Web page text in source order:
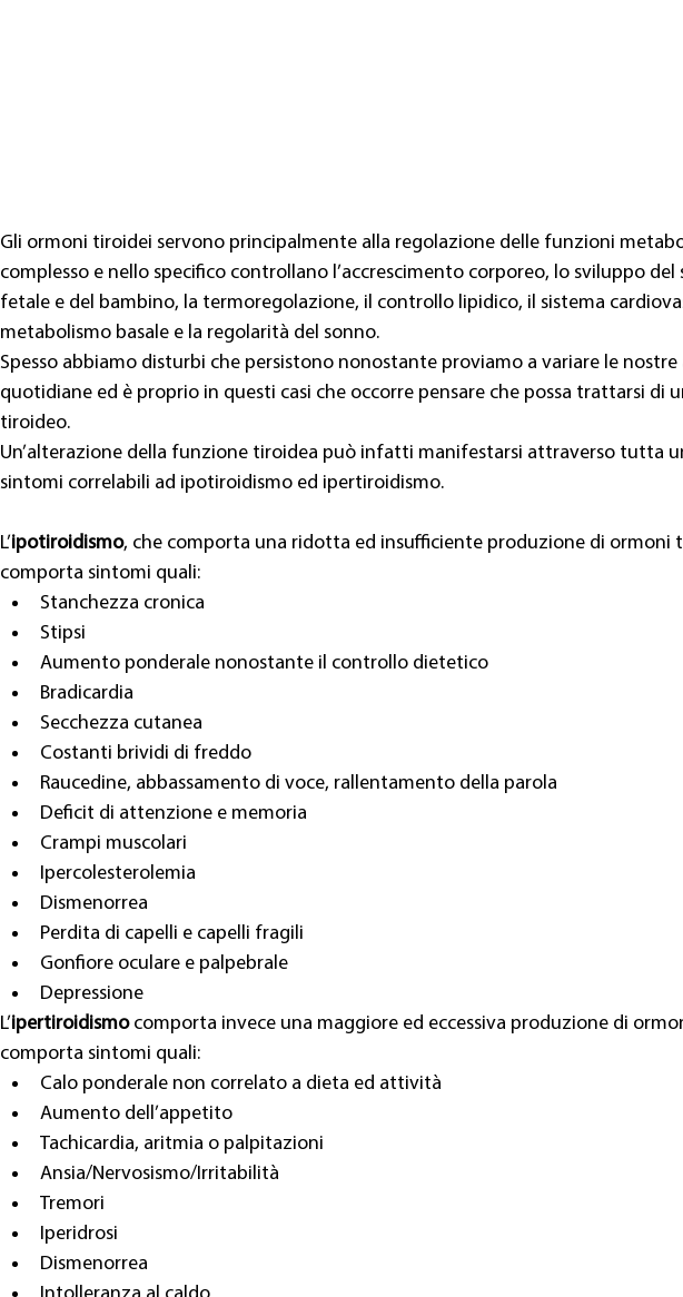
Gli ormoni tiroidei servono principalmente alla regolazione delle funzioni
complesso e nello specifico controllano l’accrescimento corporeo, lo sviluppo del
fetale e del bambino, la termoregolazione, il controllo lipidico, il sistema
metabolismo basale e la regolarità del sonno.
Spesso abbiamo disturbi che persistono nonostante proviamo a variare le
quotidiane ed è proprio in questi casi che occorre pensare che possa trattarsi di
tiroideo.
Un’alterazione della funzione tiroidea può infatti manifestarsi attraverso tutta
sintomi correlabili ad ipotiroidismo ed ipertiroidismo.
L’ipotiroidismo, che comporta una ridotta ed insufficiente produzione di ormoni
comporta sintomi quali:
Stanchezza cronica
Stipsi
Aumento ponderale nonostante il controllo dietetico
Bradicardia
Secchezza cutanea
Costanti brividi di freddo
Raucedine, abbassamento di voce, rallentamento della parola
Deficit di attenzione e memoria
Crampi muscolari
Ipercolesterolemia
Dismenorrea
Perdita di capelli e capelli fragili
Gonfiore oculare e palpebrale
Depressione
L’ipertiroidismo comporta invece una maggiore ed eccessiva produzione di
comporta sintomi quali:
Calo ponderale non correlato a dieta ed attività
Aumento dell’appetito
Tachicardia, aritmia o palpitazioni
Ansia/Nervosismo/Irritabilità
Tremori
Iperidrosi
Dismenorrea